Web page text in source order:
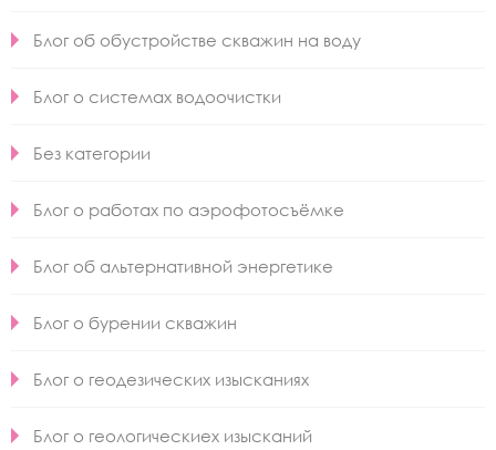
Блог об обустройстве скважин на воду
Блог о системах водоочистки
Без категории
Блог о работах по аэрофотосъёмке
Блог об альтернативной энергетике
Блог о бурении скважин
Блог о геодезических изысканиях
Блог о геологическиех изысканий